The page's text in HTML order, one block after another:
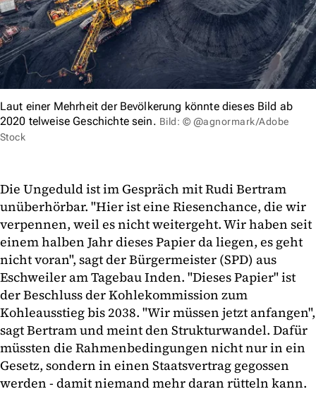
Laut einer Mehrheit der Bevölkerung könnte dieses Bild ab
2020 telweise Geschichte sein. Bild: © @agnormark/Adobe
Stock
Die Ungeduld ist im Gespräch mit Rudi Bertram
unüberhörbar. "Hier ist eine Riesenchance, die wir
verpennen, weil es nicht weitergeht. Wir haben seit
einem halben Jahr dieses Papier da liegen, es geht
nicht voran", sagt der Bürgermeister (SPD) aus
Eschweiler am Tagebau Inden. "Dieses Papier" ist
der Beschluss der Kohlekommission zum
Kohleausstieg bis 2038. "Wir müssen jetzt anfangen",
sagt Bertram und meint den Strukturwandel. Dafür
müssten die Rahmenbedingungen nicht nur in ein
Gesetz, sondern in einen Staatsvertrag gegossen
werden - damit niemand mehr daran rütteln kann.